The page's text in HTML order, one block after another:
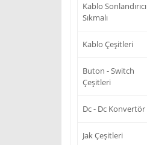
Kablo Sonlandırıcı
Sıkmalı
Kablo Çeşitleri
Buton - Switch
Çeşitleri
Dc - Dc Konvertör
Jak Çeşitleri